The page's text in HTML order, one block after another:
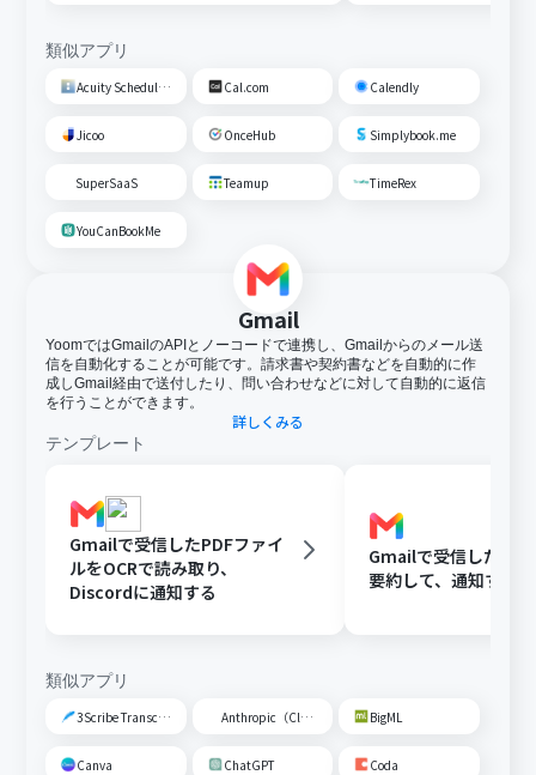
類似アプリ
Acuity Scheduling Cal.com Calendly
Jicoo OnceHub Simplybook.me
SuperSaaS Teamup TimeRex
YouCanBookMe
Gmail
YoomではGmailのAPIとノーコードで連携し、Gmailからのメール送
信を自動化することが可能です。請求書や契約書などを自動的に作
成しGmail経由で送付したり、問い合わせなどに対して自動的に返信
を行うことができます。
詳しくみる
テンプレート
Gmailで受信したPDFファイ
ルをOCRで読み取り、
Discordに通知する
Gmailで受信した内
要約して、通知する
類似アプリ
3Scribe Transcription Anthropic（Claude） BigML
Canva ChatGPT Coda